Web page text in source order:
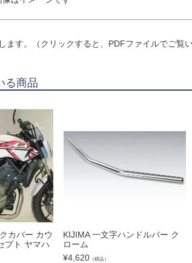
ます。（クリックすると、PDFファイルでご覧
る商品
カバー カウ
プト ヤマハ
KIJIMA 一文字ハンドルバー ク
ローム
¥4,620 （税込）